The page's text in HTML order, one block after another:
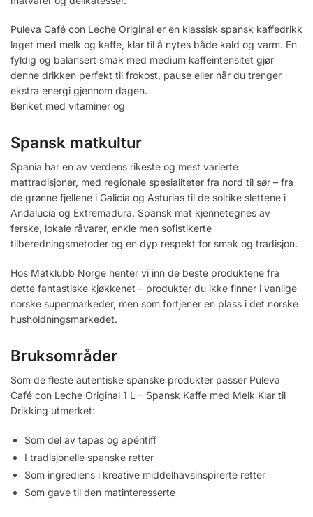
Puleva Café con Leche Original er en klassisk spansk kaffedrikk
laget med melk og kaffe, klar til å nytes både kald og varm. En
fyldig og balansert smak med medium kaffeintensitet gjør
denne drikken perfekt til frokost, pause eller når du trenger
ekstra energi gjennom dagen.
Beriket med vitaminer og
Spansk matkultur
Spania har en av verdens rikeste og mest varierte
mattradisjoner, med regionale spesialiteter fra nord til sør – fra
de grønne fjellene i Galicia og Asturias til de solrike slettene i
Andalucía og Extremadura. Spansk mat kjennetegnes av
ferske, lokale råvarer, enkle men sofistikerte
tilberedningsmetoder og en dyp respekt for smak og tradisjon.
Hos Matklubb Norge henter vi inn de beste produktene fra
dette fantastiske kjøkkenet – produkter du ikke finner i vanlige
norske supermarkeder, men som fortjener en plass i det norske
husholdningsmarkedet.
Bruksområder
Som de fleste autentiske spanske produkter passer Puleva
Café con Leche Original 1 L – Spansk Kaffe med Melk Klar til
Drikking utmerket:
Som del av tapas og apéritiff
I tradisjonelle spanske retter
Som ingrediens i kreative middelhavsinspirerte retter
Som gave til den matinteresserte